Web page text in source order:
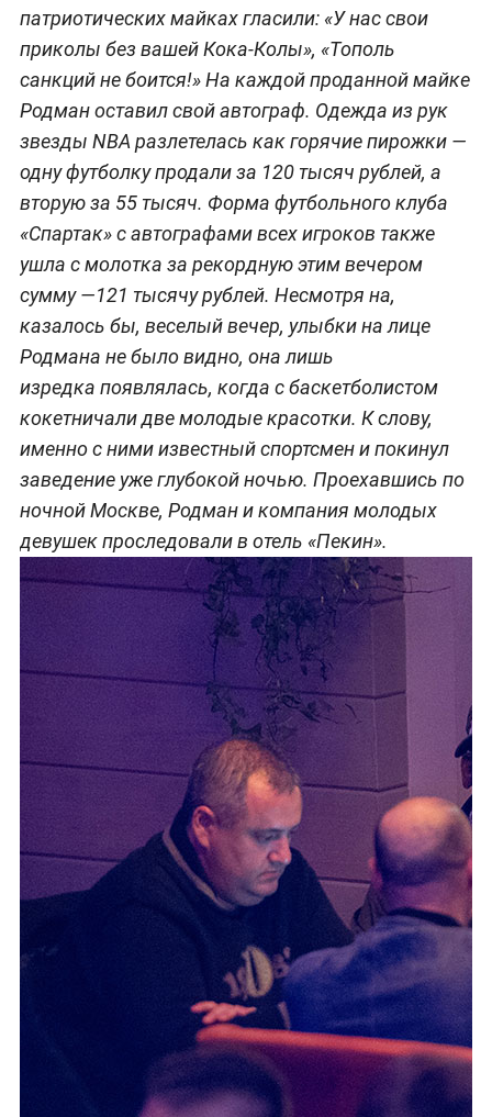
патриотических майках гласили: «У нас свои
приколы без вашей Кока-Колы», «Тополь
санкций не боится!» На каждой проданной майке
Родман оставил свой автограф. Одежда из рук
звезды NBA разлетелась как горячие пирожки —
одну футболку продали за 120 тысяч рублей, а
вторую за 55 тысяч. Форма футбольного клуба
«Спартак» с автографами всех игроков также
ушла с молотка за рекордную этим вечером
сумму —121 тысячу рублей. Несмотря на,
казалось бы, веселый вечер, улыбки на лице
Родмана не было видно, она лишь
изредка появлялась, когда с баскетболистом
кокетничали две молодые красотки. К слову,
именно с ними известный спортсмен и покинул
заведение уже глубокой ночью. Проехавшись по
ночной Москве, Родман и компания молодых
девушек проследовали в отель «Пекин».